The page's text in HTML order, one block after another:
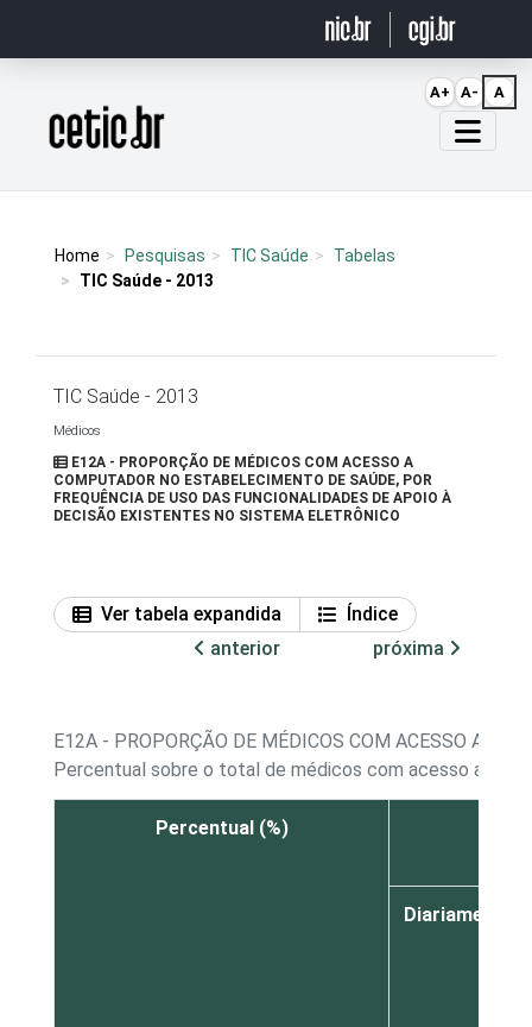
Página inicial
Home Pesquisas TIC Saúde
Tabelas
TIC Saúde - 2013
TIC Saúde - 2013
Médicos
E12A - PROPORÇÃO DE MÉDICOS COM ACESSO A
COMPUTADOR NO ESTABELECIMENTO DE SAÚDE, POR
FREQUÊNCIA DE USO DAS FUNCIONALIDADES DE APOIO À
DECISÃO EXISTENTES NO SISTEMA ELETRÔNICO
Ver tabela expandida
Índice
anterior
próxima
E12A - PROPORÇÃO DE MÉDICOS COM ACESSO A
Percentual sobre o total de médicos com acesso a
Percentual (%)
Diariamente
A+ A- A